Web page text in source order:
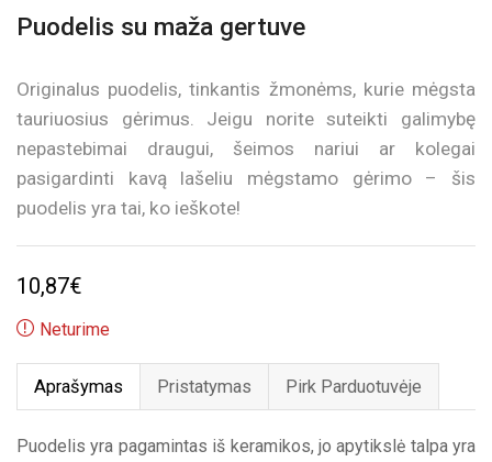
Puodelis su maža gertuve
Originalus puodelis, tinkantis žmonėms, kurie mėgsta
tauriuosius gėrimus. Jeigu norite suteikti galimybę
nepastebimai draugui, šeimos nariui ar kolegai
pasigardinti kavą lašeliu mėgstamo gėrimo – šis
puodelis yra tai, ko ieškote!
10,87€
Neturime
Aprašymas Pristatymas Pirk Parduotuvėje
Puodelis yra pagamintas iš keramikos, jo apytikslė talpa yra